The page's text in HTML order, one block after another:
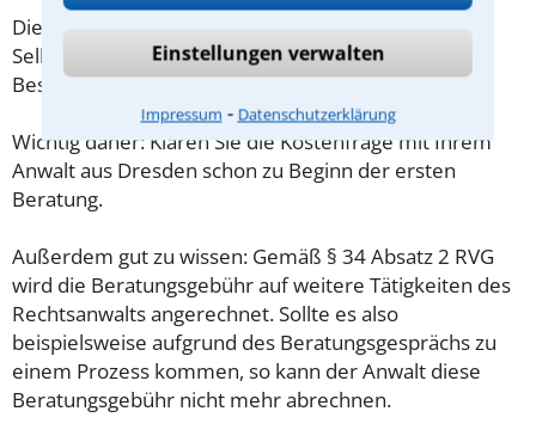
Einstellungen verwalten
Impressum ⁃ Datenschutzerklärung
Diese Regelung gilt jedoch nur für Verbraucher. Für
Selbstständige oder Freiberufler gilt diese
Beschränkung nicht.
Wichtig daher: Klären Sie die Kostenfrage mit Ihrem
Anwalt aus Dresden schon zu Beginn der ersten
Beratung.
Außerdem gut zu wissen: Gemäß § 34 Absatz 2 RVG
wird die Beratungsgebühr auf weitere Tätigkeiten des
Rechtsanwalts angerechnet. Sollte es also
beispielsweise aufgrund des Beratungsgesprächs zu
einem Prozess kommen, so kann der Anwalt diese
Beratungsgebühr nicht mehr abrechnen.